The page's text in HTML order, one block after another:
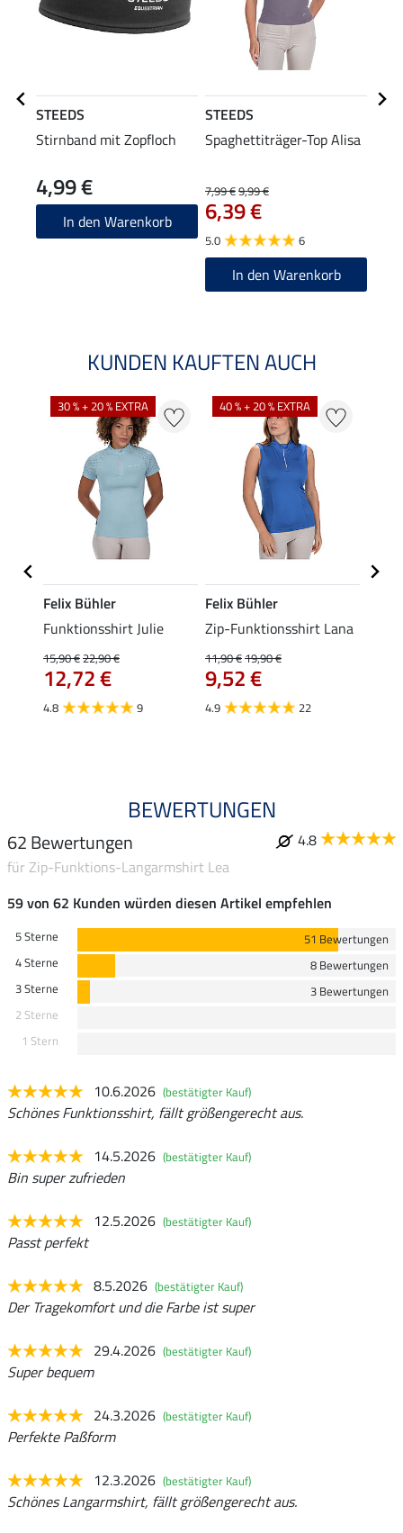
STEEDS
Stirnband mit Zopfloch
4,99 €
In den Warenkorb
STEEDS
Spaghettiträger-Top Alisa
7,99 €9,99 €
6,39 €
5.0 6
In den Warenkorb
KUNDEN KAUFTEN AUCH
30 % + 20 % EXTRA
Felix Bühler
Funktionsshirt Julie
15,90 €22,90 €
12,72 €
4.8 9
40 % + 20 % EXTRA
Felix Bühler
Zip-Funktionsshirt Lana
11,90 €19,90 €
9,52 €
4.9 22
BEWERTUNGEN
62 Bewertungen
4.8
für Zip-Funktions-Langarmshirt Lea
59 von 62 Kunden würden diesen Artikel empfehlen
5 Sterne
51 Bewertungen
4 Sterne
8 Bewertungen
3 Sterne
3 Bewertungen
2 Sterne
1 Stern
10.6.2026 (bestätigter Kauf)
Schönes Funktionsshirt, fällt größengerecht aus.
14.5.2026 (bestätigter Kauf)
Bin super zufrieden
12.5.2026 (bestätigter Kauf)
Passt perfekt
8.5.2026 (bestätigter Kauf)
Der Tragekomfort und die Farbe ist super
29.4.2026 (bestätigter Kauf)
Super bequem
24.3.2026 (bestätigter Kauf)
Perfekte Paßform
12.3.2026 (bestätigter Kauf)
Schönes Langarmshirt, fällt größengerecht aus.